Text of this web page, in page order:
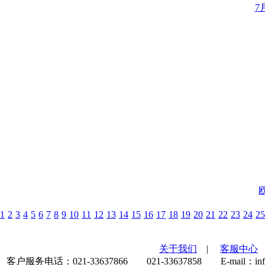
7
1 2 3 4 5 6 7 8 9 10 11 12 13 14 15 16 17 18 19 20 21 22 23 24 25
关于我们 | 客服中心
客户服务电话：021-33637866 021-33637858 E-mail：